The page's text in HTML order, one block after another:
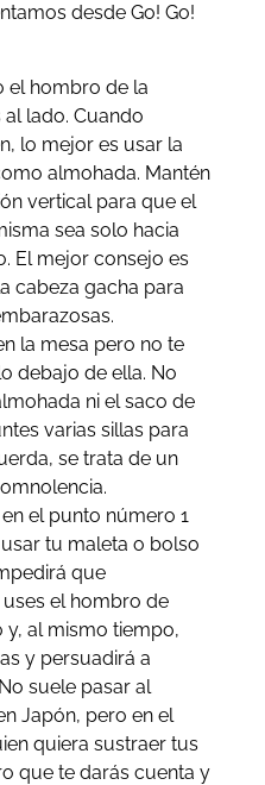
desde Go! Go!
el hombro de la
lado. Cuando
lo mejor es usar la
almohada. Mantén
vertical para que el
sea solo hacia
El mejor consejo es
cabeza gacha para
la mesa pero no te
debajo de ella. No
ni el saco de
varias sillas para
se trata de un
el punto número 1
tu maleta o bolso
que
el hombro de
al mismo tiempo,
y persuadirá a
suele pasar al
Japón, pero en el
quiera sustraer tus
que te darás cuenta y